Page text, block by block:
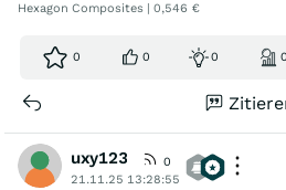
Hexagon Composites | 0,546 €
0 0 0 0
uxy123
0
21.11.25 13:28:55